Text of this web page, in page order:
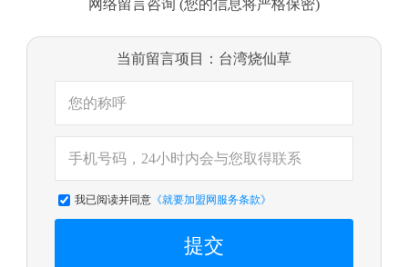
网络留言咨询 (您的信息将严格保密)
当前留言项目：台湾烧仙草
我已阅读并同意《就要加盟网服务条款》
提交